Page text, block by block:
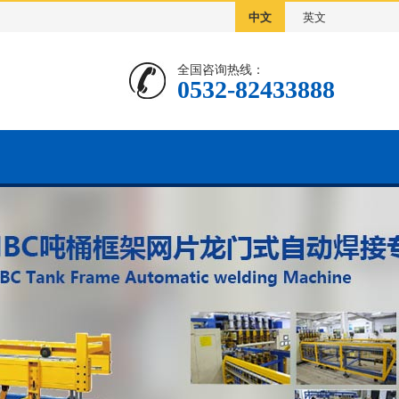
中文 英文
全国咨询热线：
0532-82433888